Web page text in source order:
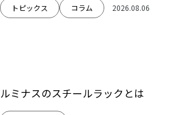
トピックス コラム 2026.08.06
ルミナスのスチールラックとは